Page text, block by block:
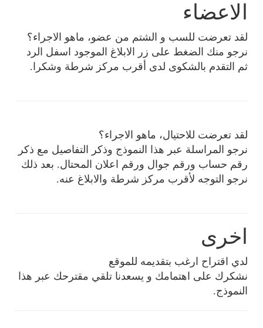
الاعضاء
لقد تعرضت للسب و الشتم من عضو، ماهو الاجراء؟
نرجو منك الضغط على زر الابلاغ الموجود اسفل الرد
ثم التقدم بالشكوى لدى أقرب مركز شرطة وشكرا.
لقد تعرضت للاحتيال، ماهو الاجراء؟
نرجو المراسلة عبر هذا النموذج وذكر التفاصيل مع ذكر
رقم حساب ورقم جوال ورقم اعلان المحتال. بعد ذلك
نرجو التوجه لأقرب مركز شرطة والابلاغ عنه.
اخرى
لدي اقتراح ارغب بتقديمه للموقع
نشكرك على اهتمامك و يسعدنا تلقي مقترحك عبر هذا
النموذج.